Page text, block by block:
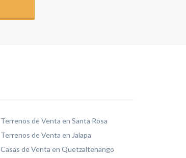
Terrenos de Venta en Santa Rosa
Terrenos de Venta en Jalapa
Casas de Venta en Quetzaltenango